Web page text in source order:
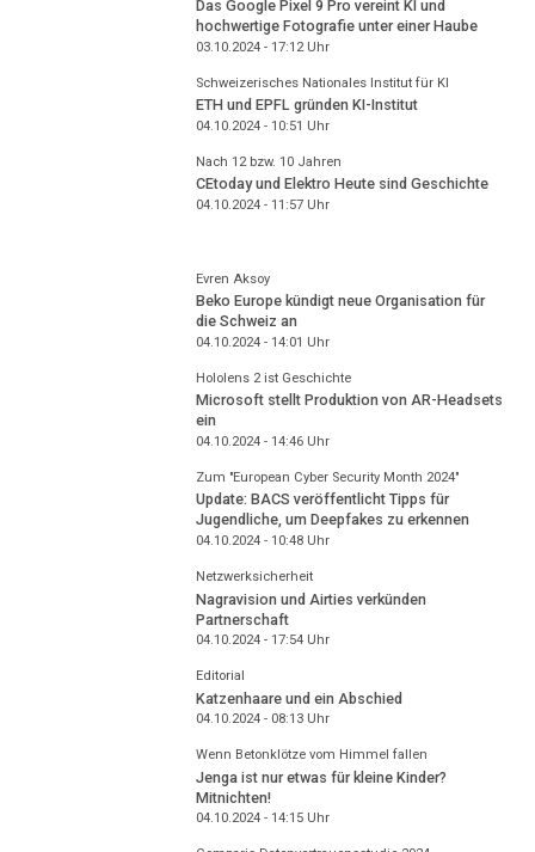
Das Google Pixel 9 Pro vereint KI und
hochwertige Fotografie unter einer Haube
03.10.2024 - 17:12Uhr
Schweizerisches Nationales Institut für KI
ETH und EPFL gründen KI-Institut
04.10.2024 - 10:51 Uhr
Nach 12 bzw. 10 Jahren
CEtoday und Elektro Heute sind Geschichte
04.10.2024 - 11:57Uhr
Evren Aksoy
Beko Europe kündigt neue Organisation für
die Schweiz an
04.10.2024 - 14:01 Uhr
Hololens 2 ist Geschichte
Microsoft stellt Produktion von AR-Headsets
ein
04.10.2024 - 14:46Uhr
Zum "European Cyber Security Month 2024"
Update: BACS veröffentlicht Tipps für
Jugendliche, um Deepfakes zu erkennen
04.10.2024 - 10:48Uhr
Netzwerksicherheit
Nagravision und Airties verkünden
Partnerschaft
04.10.2024 - 17:54Uhr
Editorial
Katzenhaare und ein Abschied
04.10.2024 - 08:13Uhr
Wenn Betonklötze vom Himmel fallen
Jenga ist nur etwas für kleine Kinder?
Mitnichten!
04.10.2024 - 14:15Uhr